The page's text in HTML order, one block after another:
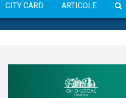
CITY CARD ARTICOLE